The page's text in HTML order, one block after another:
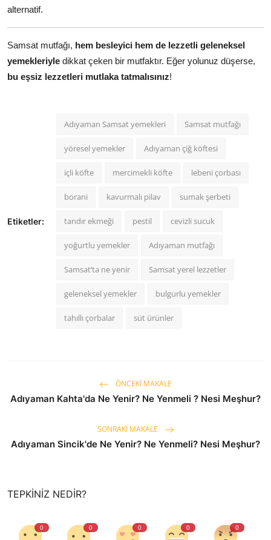
alternatif.
Samsat mutfağı, hem besleyici hem de lezzetli geleneksel
yemekleriyle dikkat çeken bir mutfaktır. Eğer yolunuz düşerse,
bu eşsiz lezzetleri mutlaka tatmalısınız!
Etiketler:
Adıyaman Samsat yemekleri Samsat mutfağı
yöresel yemekler Adıyaman çiğ köftesi
içli köfte mercimekli köfte lebeni çorbası
borani kavurmalı pilav sumak şerbeti
tandır ekmeği pestil cevizli sucuk
yoğurtlu yemekler Adıyaman mutfağı
Samsat’ta ne yenir Samsat yerel lezzetler
geleneksel yemekler bulgurlu yemekler
tahıllı çorbalar süt ürünler
ÖNCEKI MAKALE
Adıyaman Kahta'da Ne Yenir? Ne Yenmeli ? Nesi Meşhur?
SONRAKI MAKALE
Adıyaman Sincik'de Ne Yenir? Ne Yenmeli? Nesi Meşhur?
TEPKINIZ NEDIR?
0 0 0 0 0